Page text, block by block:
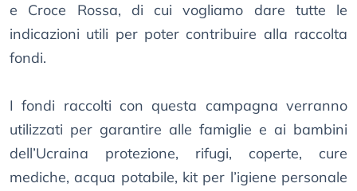
e Croce Rossa, di cui vogliamo dare tutte le
indicazioni utili per poter contribuire alla raccolta
fondi.
I fondi raccolti con questa campagna verranno
utilizzati per garantire alle famiglie e ai bambini
dell’Ucraina protezione, rifugi, coperte, cure
mediche, acqua potabile, kit per l’igiene personale